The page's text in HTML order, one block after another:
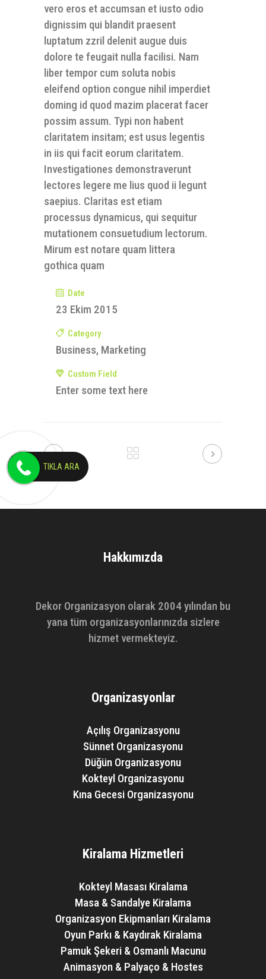
vero eros et accumsan et iusto odio
dignissim qui blandit praesent
luptatum zzril delenit augue duis
dolore te feugait nulla facilisi. Nam
liber tempor cum soluta nobis
eleifend option congue nihil imperdiet
doming id quod mazim placerat facer
possim assum. Typi non habent
claritatem insitam; est usus legentis
in iis qui facit eorum claritatem.
Investigationes demonstraverunt
lectores legere me lius quod ii legunt
saepius. Claritas est etiam
processus dynamicus, qui sequitur
mutationem consuetudium lectorum.
Mirum est notare quam littera
gothica quam
Date
23 Ekim 2015
Category
Business, Marketing
Custom Field
Enter some text here
Hakkımızda
Dekor Organizasyon olarak 2004 yılından bu
yana tüm organizasyonlarınızda sizlere
hizmet vermekteyiz.
Organizasyonlar
Açılış Organizasyonu
Sünnet Organizasyonu
Düğün Organizasyonu
Kokteyl Organizasyonu
Kına Gecesi Organizasyonu
Kiralama Hizmetleri
Kokteyl Masası Kiralama
Masa & Sandalye Kiralama
Organizasyon Ekipmanları Kiralama
Oyun Parkı & Kaydırak Kiralama
Pamuk Şekeri & Osmanlı Macunu
Animasyon & Palyaço & Hostes
TIKLA ARA